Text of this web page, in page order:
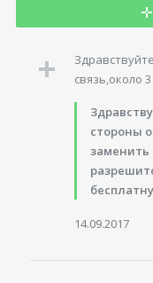
связь,около
стороны
14.09.2017